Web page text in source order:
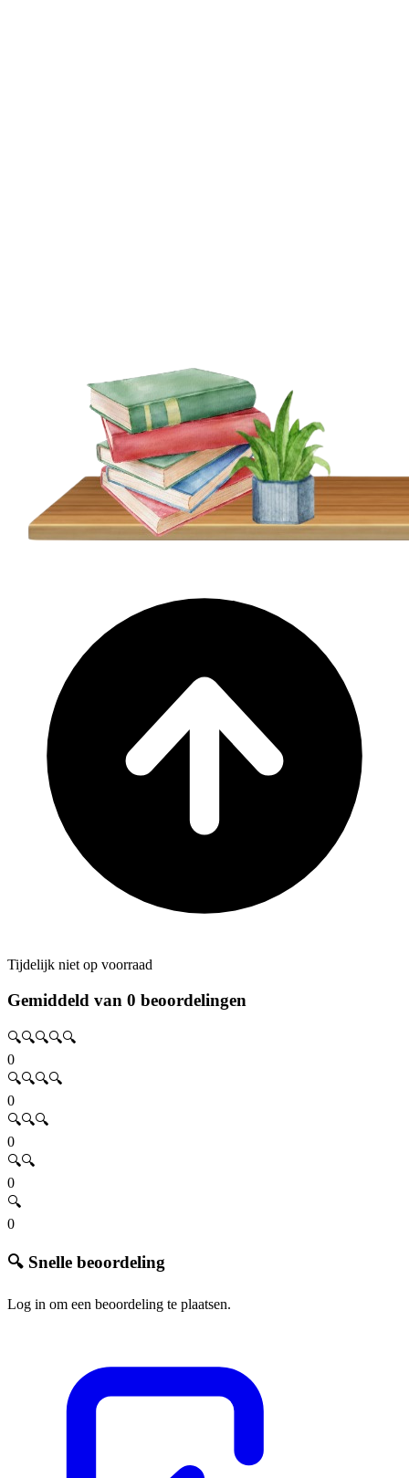
Tijdelijk niet op voorraad
Gemiddeld van 0 beoordelingen
🔍🔍🔍🔍🔍
0
🔍🔍🔍🔍
0
🔍🔍🔍
0
🔍🔍
0
🔍
0
🔍 Snelle beoordeling
Log in om een beoordeling te plaatsen.